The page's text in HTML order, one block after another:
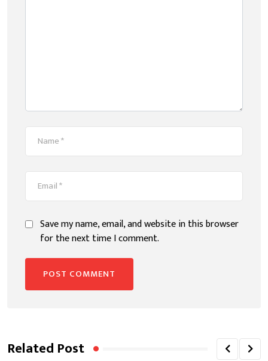
Save my name, email, and website in this browser
for the next time I comment.
Related Post